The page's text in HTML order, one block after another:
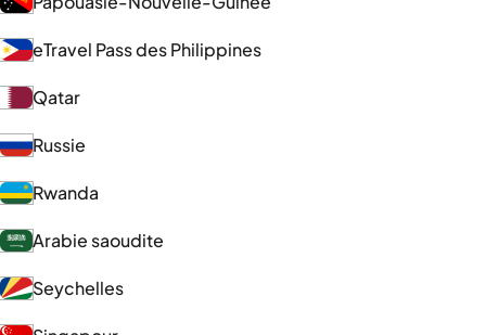
eTravel Pass des Philippines
Qatar
Russie
Rwanda
Arabie saoudite
Seychelles